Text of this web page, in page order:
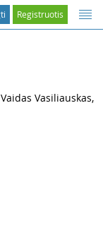
Registruotis
Vasiliauskas,